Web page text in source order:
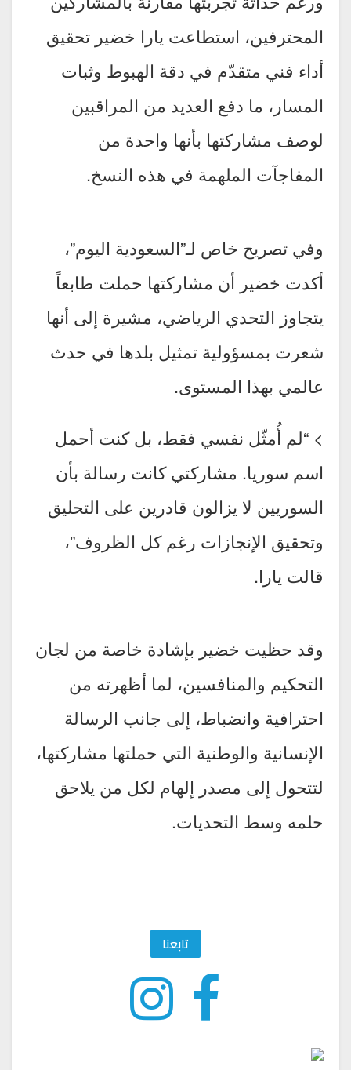
المحترفين، استطاعت يارا خضير تحقيق
أداء فني متقدّم في دقة الهبوط وثبات
المسار، ما دفع العديد من المراقبين
لوصف مشاركتها بأنها واحدة من
المفاجآت الملهمة في هذه النسخ.
وفي تصريح خاص لـ”السعودية اليوم”،
أكدت خضير أن مشاركتها حملت طابعاً
يتجاوز التحدي الرياضي، مشيرة إلى أنها
شعرت بمسؤولية تمثيل بلدها في حدث
عالمي بهذا المستوى.
> “لم أُمثّل نفسي فقط، بل كنت أحمل
اسم سوريا. مشاركتي كانت رسالة بأن
السوريين لا يزالون قادرين على التحليق
وتحقيق الإنجازات رغم كل الظروف”،
قالت يارا.
وقد حظيت خضير بإشادة خاصة من لجان
التحكيم والمنافسين، لما أظهرته من
احترافية وانضباط، إلى جانب الرسالة
الإنسانية والوطنية التي حملتها مشاركتها،
لتتحول إلى مصدر إلهام لكل من يلاحق
حلمه وسط التحديات.
تابعنا